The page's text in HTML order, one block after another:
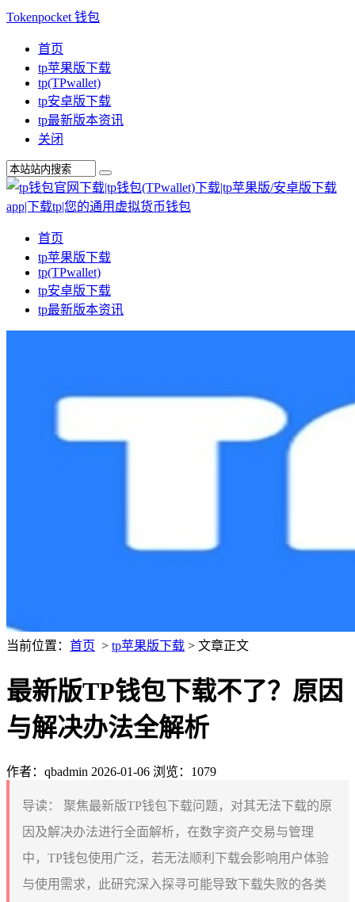
Tokenpocket 钱包
首页
tp苹果版下载
tp(TPwallet)
tp安卓版下载
tp最新版本资讯
关闭
首页
tp苹果版下载
tp(TPwallet)
tp安卓版下载
tp最新版本资讯
当前位置： 首页 > tp苹果版下载 > 文章正文
最新版TP钱包下载不了？原因
与解决办法全解析
作者：qbadmin 2026-01-06 浏览：1079
导读：
聚焦最新版TP钱包下载问题，对其无法下载的原
因及解决办法进行全面解析，在数字资产交易与管理
中，TP钱包使用广泛，若无法顺利下载会影响用户体验
与使用需求，此研究深入探寻可能导致下载失败的各类